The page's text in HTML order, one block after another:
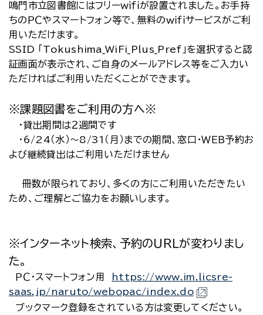
鳴門市立図書館にはフリーｗｉｆｉが設置されました。お手持
ちのＰＣやスマートフォン等で、無料のｗｉｆｉサービスがご利
用いただけます。
SSID 「Tokushima_WiFi_Plus_Pref」を選択すると認
証画面が表示され、ご自身のメールアドレス等をご入力い
ただければご利用いただくことができます。
※課題図書をご利用の方へ※
・貸出期間は２週間です
・6/24（水）～8/31（月）までの期間、窓口・ＷＥＢ予約お
よび継続貸出はご利用いただけません
冊数が限られており、多くの方にご利用いただきたい
ため、ご理解とご協力をお願いします。
※インターネット検索、予約のＵＲＬが変わりまし
た。
ＰＣ・スマートフォン用
https://www.im.licsre-
saas.jp/naruto/webopac/index.do
ブックマーク登録をされている方は変更してください。